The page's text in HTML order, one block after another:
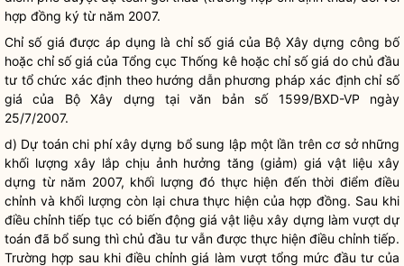
hợp đồng ký từ năm 2007.
Chỉ số giá được áp dụng là chỉ số giá của Bộ Xây dựng công bố
hoặc chỉ số giá của Tổng cục Thống kê hoặc chỉ số giá do chủ đầu
tư tổ chức xác định theo hướng dẫn phương pháp xác định chỉ số
giá của Bộ Xây dựng tại văn bản số 1599/BXD-VP ngày
25/7/2007.
d) Dự toánchi phíxây dựng bổ sung lập một lần trên cơ sở những
khối lượng xây lắp chịu ảnh hưởng tăng (giảm) giá vật liệu xây
dựng từ năm 2007, khối lượng đó thực hiện đến thời điểm điều
chỉnh và khối lượng còn lại chưa thực hiện của hợp đồng. Sau khi
điều chỉnh tiếp tục có biến động giá vật liệu xây dựng làm vượt dự
toán đã bổ sung thì chủ đầu tư vẫn được thực hiện điều chỉnh tiếp.
Trường hợp sau khi điều chỉnh giá làm vượt tổng mức đầu tư của